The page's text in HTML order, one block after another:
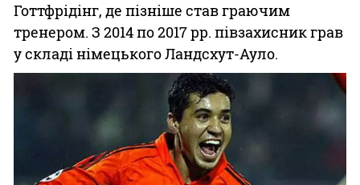
Готтфрідінг, де пізніше став граючим
тренером. З 2014 по 2017 рр. півзахисник грав
у складі німецького Ландсхут-Ауло.